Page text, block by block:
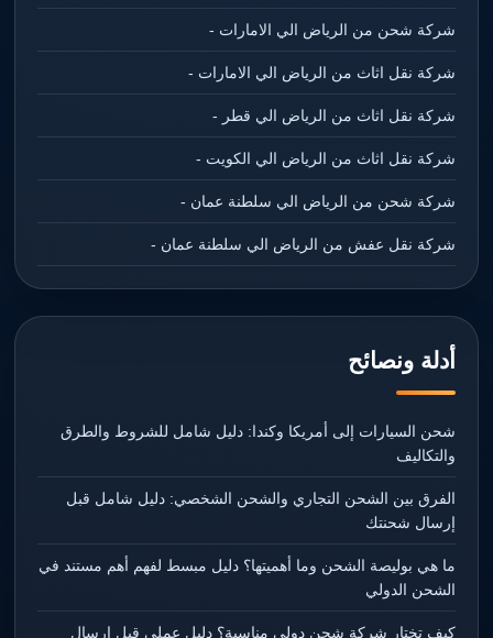
شركة شحن من الرياض الي الامارات -
شركة نقل اثاث من الرياض الي الامارات -
شركة نقل اثاث من الرياض الي قطر -
شركة نقل اثاث من الرياض الي الكويت -
شركة شحن من الرياض الي سلطنة عمان -
شركة نقل عفش من الرياض الي سلطنة عمان -
أدلة ونصائح
شحن السيارات إلى أمريكا وكندا: دليل شامل للشروط والطرق
والتكاليف
الفرق بين الشحن التجاري والشحن الشخصي: دليل شامل قبل
إرسال شحنتك
ما هي بوليصة الشحن وما أهميتها؟ دليل مبسط لفهم أهم مستند في
الشحن الدولي
كيف تختار شركة شحن دولي مناسبة؟ دليل عملي قبل إرسال